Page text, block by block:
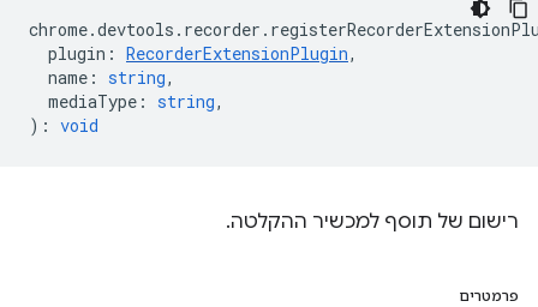
chrome.devtools . recorder .
plugin : RecorderExtensionPlugin,
name : string,
mediaType : string,
) : void
רישום של תוסף למכשיר ההקלטה.
פרמטרים